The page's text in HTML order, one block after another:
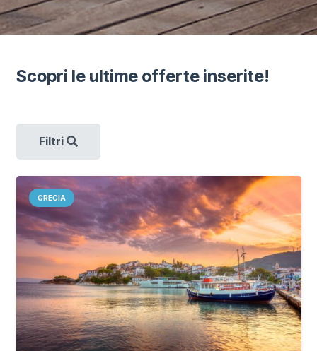
Scopri le ultime offerte inserite!
Filtri
GRECIA